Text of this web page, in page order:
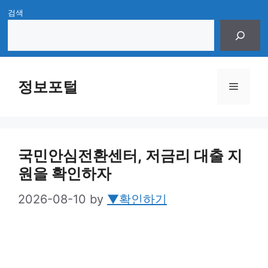
Skip
content
검색
정보포털 Menu
국민안심전환센터, 저금리 대출 지
원을 확인하자
2026-08-10 by ▼확인하기